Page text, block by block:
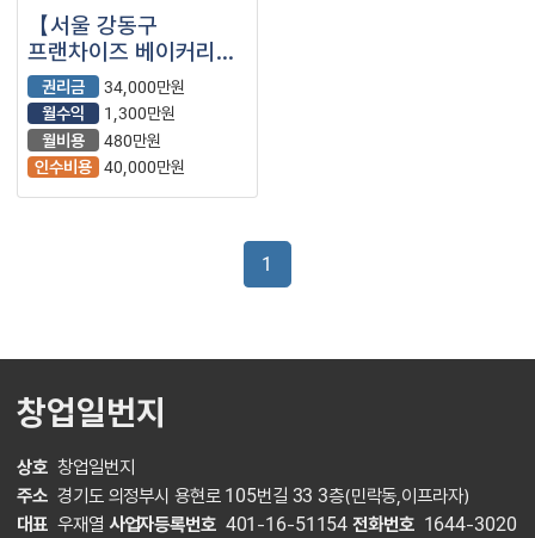
【서울 강동구
프랜차이즈 베이커리】
고수익 초메인
권리금
34,000만원
월수익
1,300만원
월비용
480만원
인수비용 40,000만원
1
창업일번지
상호 창업일번지
주소 경기도 의정부시 용현로 105번길 33 3층(민락동,이프라자)
대표 우재열 사업자등록번호 401-16-51154 전화번호 1644-3020